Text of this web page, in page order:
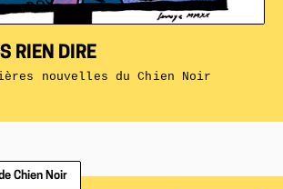
RIEN DIRE
nouvelles du Chien Noir
Chien Noir